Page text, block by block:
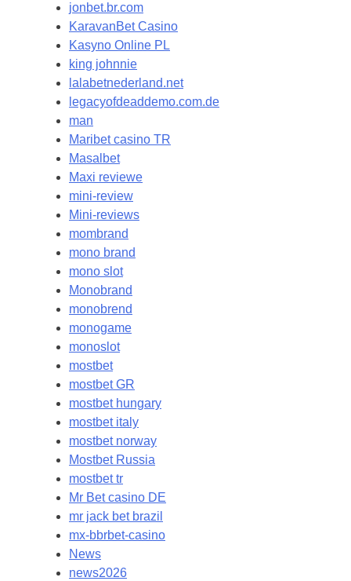
jonbet.br.com
KaravanBet Casino
Kasyno Online PL
king johnnie
lalabetnederland.net
legacyofdeaddemo.com.de
man
Maribet casino TR
Masalbet
Maxi reviewe
mini-review
Mini-reviews
mombrand
mono brand
mono slot
Monobrand
monobrend
monogame
monoslot
mostbet
mostbet GR
mostbet hungary
mostbet italy
mostbet norway
Mostbet Russia
mostbet tr
Mr Bet casino DE
mr jack bet brazil
mx-bbrbet-casino
News
news2026